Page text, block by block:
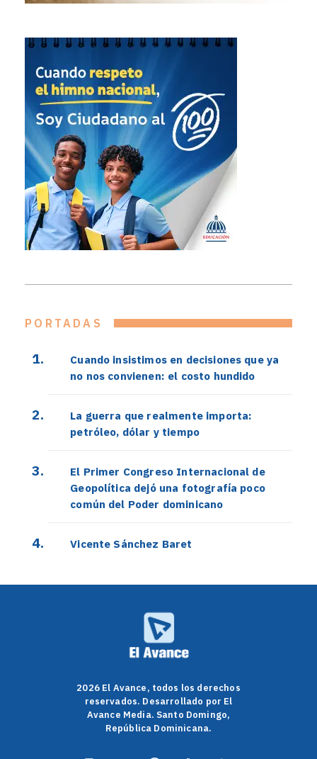
PORTADAS
Cuando insistimos en decisiones que ya
no nos convienen: el costo hundido
La guerra que realmente importa:
petróleo, dólar y tiempo
El Primer Congreso Internacional de
Geopolítica dejó una fotografía poco
común del Poder dominicano
Vicente Sánchez Baret
2026 El Avance, todos los derechos
reservados. Desarrollado por El
Avance Media. Santo Domingo,
República Dominicana.